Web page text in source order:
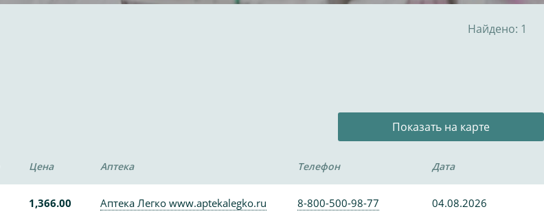
Найдено: 1
Показать на карте
Цена Аптека Телефон Дата
1,366.00 Аптека Легко www.aptekalegko.ru 8-800-500-98-77 04.08.2026